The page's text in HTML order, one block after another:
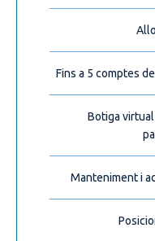
Fins a 5 comptes
Botiga
Manteniment i